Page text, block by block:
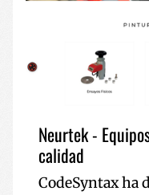
Neurtek -
calidad
CodeSyntax ha